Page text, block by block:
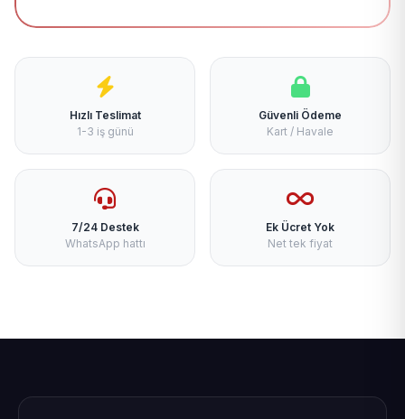
Hızlı Teslimat
1-3 iş günü
Güvenli Ödeme
Kart / Havale
7/24 Destek
WhatsApp hattı
Ek Ücret Yok
Net tek fiyat